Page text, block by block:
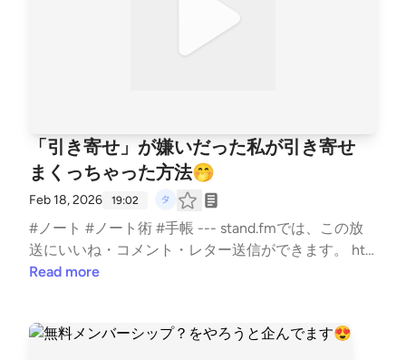
「引き寄せ」が嫌いだった私が引き寄せ
まくっちゃった方法🤭
Feb 18, 2026 19:02
#ノート #ノート術 #手帳 --- stand.fmでは、この放
送にいいね・コメント・レター送信ができます。 htt
ps://stand.fm/channels/5e0a1c5ee0b4ae817e2a30cf
Read more